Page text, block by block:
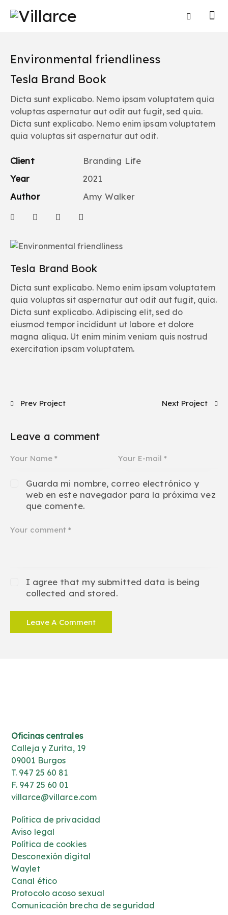
Environmental friendliness
Tesla Brand Book
Dicta sunt explicabo. Nemo enim ipsam voluptatem
quia voluptas sit aspernatur aut odit aut fugit, quia.
Dicta sunt explicabo. Adipiscing elit, sed do
eiusmod tempor incididunt ut labore et dolore
magna aliqua. Ut enim minim veniam quis nostrud
exercitation ipsam voluptatem.
Tesla Brand Book
Dicta sunt explicabo. Nemo ipsam voluptatem quia
voluptas aspernatur aut odit aut fugit, sed quia.
Dicta sunt explicabo. Nemo enim ipsam voluptatem
quia voluptas sit aspernatur aut odit.
Client
Branding Life
Year
2021
Author
Amy Walker
Prev Project Next Project
Leave a comment
Guarda mi nombre, correo electrónico y
web en este navegador para la próxima vez
que comente.
I agree that my submitted data is being
collected and stored.
Oficinas centrales
Calleja y Zurita, 19
09001 Burgos
T. 947 25 60 81
F. 947 25 60 01
villarce@villarce.com
Política de privacidad
Aviso legal
Política de cookies
Desconexión digital
Waylet
Canal ético
Protocolo acoso sexual
Comunicación brecha de seguridad